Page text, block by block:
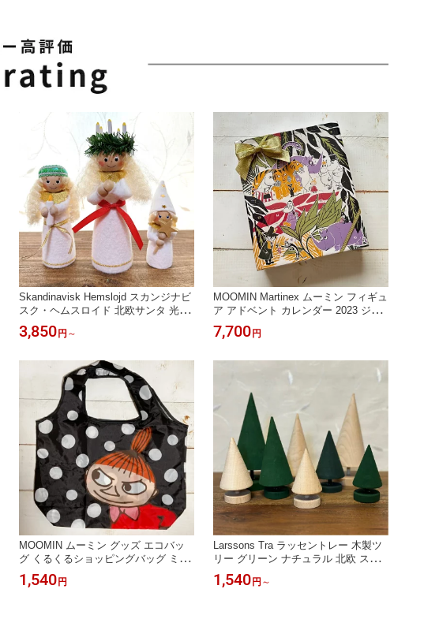
Skandinavisk Hemslojd スカンジナビ
スク・ヘムスロイド 北欧サンタ 光の
祭典 ルシア ルチア 木製人形 ハンド
メイド 北欧 トムテ Xmas クリスマス
3,850円 ～
MOOMIN Martinex ムーミン フィギュ
ア アドベント カレンダー 2023 ジャ
ングルになったムーミン谷 マルティ
ネックス フィンランド 北欧 可愛い
プレゼント
7,700円
MOOMIN ムーミン グッズ エコバッ
グ くるくるショッピングバッグ ミイ
ドット ブラック トートバッグ 大きめ
リトルミイ 北欧雑貨 可愛い かわいい
1,540円
Larssons Tra ラッセントレー 木製ツ
リー グリーン ナチュラル 北欧 スウ
ェーデン製 置物 クリスマス 飾り オ
ブジェ インテリア 雑貨 ハンドメイド
1,540円 ～